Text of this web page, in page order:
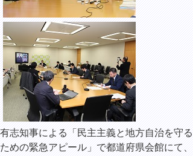
有志知事による「民主主義と地方自治を守る
ための緊急アピール」で都道府県会館にて、